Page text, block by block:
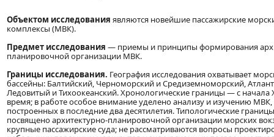
Объектом исследования являются новейшие пассажирские
комплексы (МВК).
Предмет исследования — приемы и принципы формирования
планировочной организации МВК.
Границы исследования. География исследования охватывает
бассейны: Балтийский, Черноморский и Средиземноморский,
Ледовитый и Тихоокеанский. Хронологические границы — с начала
время; в работе особое внимание уделено анализу и изучению
построенных в последние два десятилетия. Типологические
посвящено архитектурно-планировочной организации морских
крупные пассажирские суда; не рассматриваются вопросы